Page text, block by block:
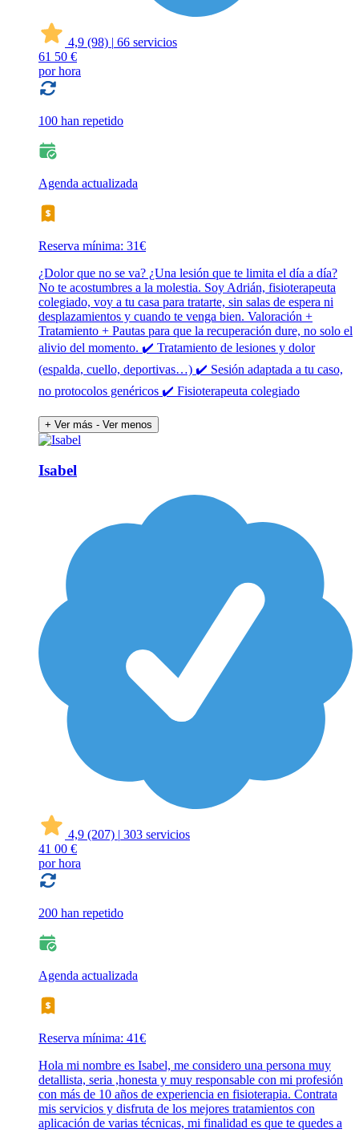
4,9 (98) | 66 servicios
61 50 €
por hora
100 han repetido
Agenda actualizada
Reserva mínima: 31€
¿Dolor que no se va? ¿Una lesión que te limita el día a día?
No te acostumbres a la molestia. Soy Adrián, fisioterapeuta
colegiado, voy a tu casa para tratarte, sin salas de espera ni
desplazamientos y cuando te venga bien. Valoración +
Tratamiento + Pautas para que la recuperación dure, no solo el
alivio del momento. ✔️ Tratamiento de lesiones y dolor
(espalda, cuello, deportivas…) ✔️ Sesión adaptada a tu caso,
no protocolos genéricos ✔️ Fisioterapeuta colegiado
+ Ver más - Ver menos
Isabel
4,9 (207) | 303 servicios
41 00 €
por hora
200 han repetido
Agenda actualizada
Reserva mínima: 41€
Hola mi nombre es Isabel, me considero una persona muy
detallista, seria ,honesta y muy responsable con mi profesión
con más de 10 años de experiencia en fisioterapia. Contrata
mis servicios y disfruta de los mejores tratamientos con
aplicación de varias técnicas, mi finalidad es que te quedes a